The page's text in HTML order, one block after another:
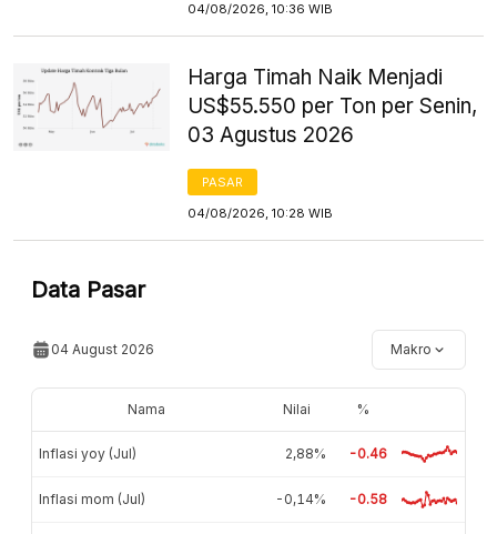
04/08/2026, 10:36 WIB
Harga Timah Naik Menjadi
US$55.550 per Ton per Senin,
03 Agustus 2026
PASAR
04/08/2026, 10:28 WIB
Data Pasar
04 August 2026 Makro
Nama Nilai %
Inflasi yoy (Jul) 2,88% -0.46
Inflasi mom (Jul) -0,14% -0.58